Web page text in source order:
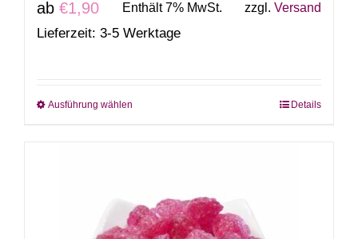
ab €1,90 Enthält 7% MwSt. zzgl. Versand
Lieferzeit: 3-5 Werktage
Ausführung wählen
Varianten
auf.
Details